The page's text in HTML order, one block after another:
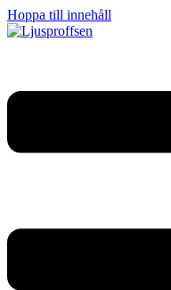
Hoppa till innehåll